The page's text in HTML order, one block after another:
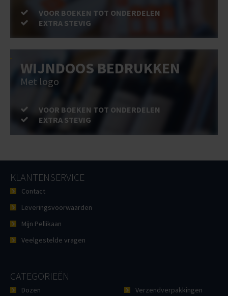
VOOR BOEKEN TOT ONDERDELEN
EXTRA STEVIG
WIJNDOOS BEDRUKKEN
Met logo
VOOR BOEKEN TOT ONDERDELEN
EXTRA STEVIG
KLANTENSERVICE
Contact
Leveringsvoorwaarden
Mijn Pellikaan
Veelgestelde vragen
CATEGORIEËN
Dozen
Verzendverpakkingen